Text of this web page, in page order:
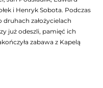
i Henryk Sobota. Podczas
założycielach
już odeszli, pamięć ich
zabawa z Kapelą